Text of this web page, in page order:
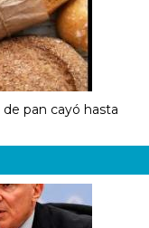
pan cayó hasta